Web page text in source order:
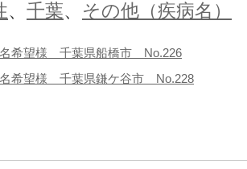
、 千葉、 その他（疾病名）
希望様 千葉県船橋市 No.226
希望様 千葉県鎌ケ谷市 No.228